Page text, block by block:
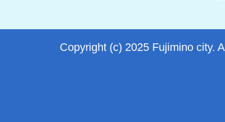
Copyright (c) 2025 Fujimino city.